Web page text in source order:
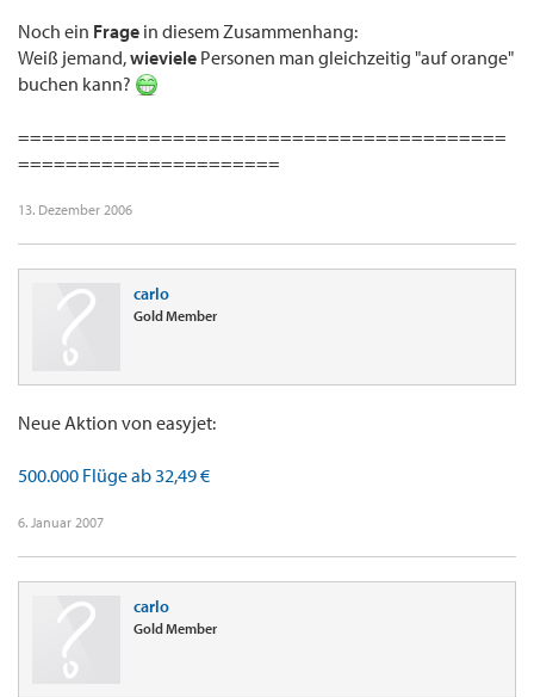
Noch ein Frage in diesem Zusammenhang:
Weiß jemand,wieviele Personen man gleichzeitig "auf orange"
buchen kann?
=========================================
======================
13. Dezember 2006
carlo
Gold Member
Neue Aktion von easyjet:
500.000 Flüge ab 32,49 €
6. Januar 2007
carlo
Gold Member